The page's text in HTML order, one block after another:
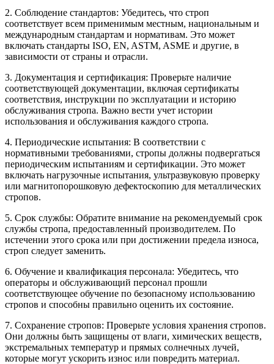
2. Соблюдение стандартов: Убедитесь, что строп
соответствует всем применимым местным, национальным и
международным стандартам и нормативам. Это может
включать стандарты ISO, EN, ASTM, ASME и другие, в
зависимости от страны и отрасли.
3. Документация и сертификация: Проверьте наличие
соответствующей документации, включая сертификаты
соответствия, инструкции по эксплуатации и историю
обслуживания стропа. Важно вести учет истории
использования и обслуживания каждого стропа.
4. Периодические испытания: В соответствии с
нормативными требованиями, стропы должны подвергаться
периодическим испытаниям и сертификации. Это может
включать нагрузочные испытания, ультразвуковую проверку
или магнитопорошковую дефектоскопию для металлических
стропов.
5. Срок службы: Обратите внимание на рекомендуемый срок
службы стропа, предоставленный производителем. По
истечении этого срока или при достижении предела износа,
строп следует заменить.
6. Обучение и квалификация персонала: Убедитесь, что
операторы и обслуживающий персонал прошли
соответствующее обучение по безопасному использованию
стропов и способны правильно оценить их состояние.
7. Сохранение стропов: Проверьте условия хранения стропов.
Они должны быть защищены от влаги, химических веществ,
экстремальных температур и прямых солнечных лучей,
которые могут ускорить износ или повредить материал.